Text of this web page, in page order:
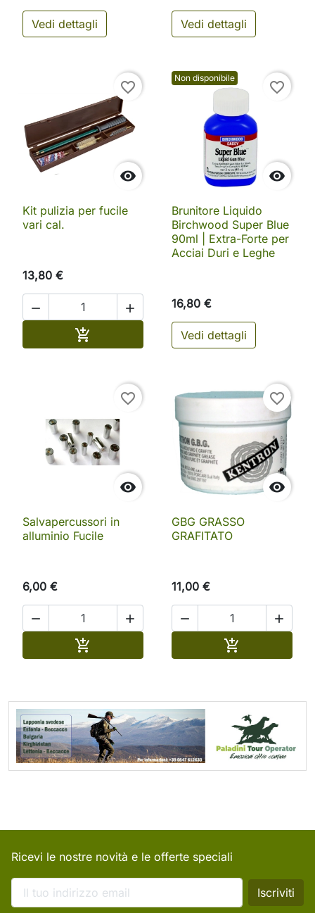
Vedi dettagli Vedi dettagli

favorite_border
Kit pulizia per fucile
vari cal.
13,80 €
 
 Aggiungi al carrello
Non disponibile

favorite_border
Brunitore Liquido
Birchwood Super Blue
90ml | Extra-Forte per
Acciai Duri e Leghe
16,80 €
Vedi dettagli

favorite_border
Salvapercussori in
alluminio Fucile
6,00 €
 


favorite_border
GBG GRASSO
GRAFITATO
11,00 €
 

Ricevi le nostre novità e le offerte speciali